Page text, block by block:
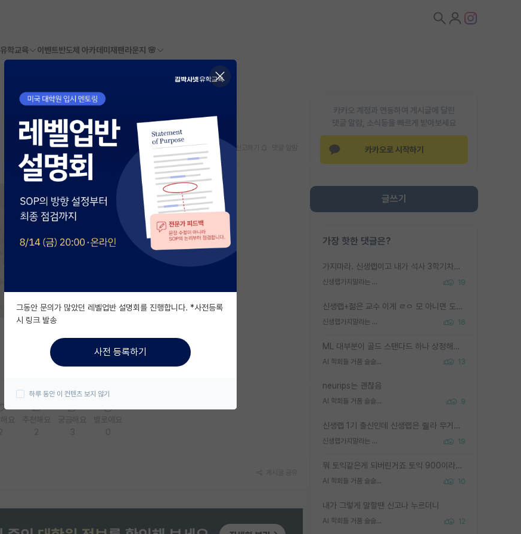
유학교육 이벤트반도체 아카데미 재팬라운지 🌸
카카오 계정과 연동하여 게시글에 달린
댓글 알람, 소식등을 빠르게 받아보세요
카카오로 시작하기
글쓰기
가장 핫한 댓글은?
가지마라. 신생랩이고 내가 석사 3학기차인데 최고참인데 나도 아무것도 모르는데 교수가 후배들 왜 논문 교육 안시키냐. 논문 왜 안 써오냐 닦달한다
신생랩가지말라는 이유가 있었구나 19
신생랩+젊은 교수 이게 ㄹㅇ 모 아니면 도인듯.
신생랩가지말라는 이유가 있었구나 16
ML 대부분이 골드 스탠다드 하나 상정해놓고 (벤치마크 데이터셋이 여러 개면 여러 개 상정) 그거 얼마나 잘 맞추나 싸움임 가끔 번뜩이는 설계 철학을 보여주는 논문들도 있지만 대부분 그거 성적 얼마나 더 올리느라에 혈안이 되어 있는 측면이 잇음
AI 학회들 거품 슬슬 지적이 나오네요 13
neurips는 괜찮음
AI 학회들 거품 슬슬 지적이 나오네요 9
신생랩 1기 출신인데 신생랩은 줠라 무거운 바벨 같은거임. 들면 대박인데 못들면 깔려 죽음. 아무도 알려주지 않는 환경에서 자생해야하지만, 일단 살아남았다면 그 어떤 사람보다 악착같고 생존력 높은 사람으로 거듭날 수 있음
신생랩가지말라는 이유가 있었구나 19
뭐 토익같은게 되버린거죠 토익 900이라고 영어잘하는건 아닙니다만 잘하는사람은 다 900을 넘는 그런
AI 학회들 거품 슬슬 지적이 나오네요 10
내가 그렇게 말할땐 신고나 누르더니
AI 학회들 거품 슬슬 지적이 나오네요 12
스크랩 신고하기
그동안 문의가 많았던 레벨업반 설명회를 진행합니다. *사전등록
시 링크 발송
사전 등록하기
하루 동안 이 컨텐츠 보지 않기